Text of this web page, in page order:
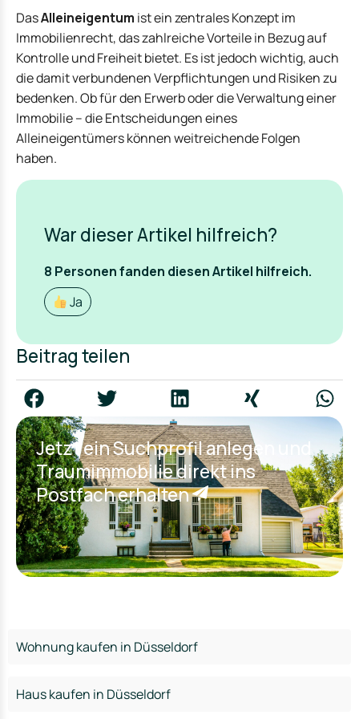
DasAlleineigentum ist ein zentrales Konzept im
Immobilienrecht, das zahlreiche Vorteile in Bezug auf
Kontrolle und Freiheit bietet. Es ist jedoch wichtig, auch
die damit verbundenen Verpflichtungen und Risiken zu
bedenken. Ob für den Erwerb oder die Verwaltung einer
Immobilie – die Entscheidungen eines
Alleineigentümers können weitreichende Folgen
haben.
War dieser Artikel hilfreich?
8 Personen fanden diesen Artikel hilfreich.
Ja
Beitrag teilen
Jetzt ein Suchprofil anlegen und
Traumimmobilie direkt ins
Postfach erhalten
Wohnung kaufen in Düsseldorf
Haus kaufen in Düsseldorf